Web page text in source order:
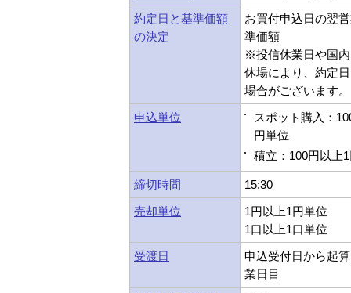
約定日と基準価額
の決定
お買付申込日の翌
準価額
※投信休業日や国
休場により、約定
場合がございます。
申込単位
スポット購入：
円単位
積立：100円以上
締切時間
15:30
売却単位
1円以上1円単位
1口以上1口単位
受渡日
申込受付日から起
業日目